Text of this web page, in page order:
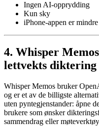
Ingen AI-opprydding
Kun sky
iPhone-appen er
4. Whisper
lettvekts diktering
Whisper Memos bruker
og er et av de billigste
uten pyntegjenstander: åpne
brukere som ønsker
sammendrag eller